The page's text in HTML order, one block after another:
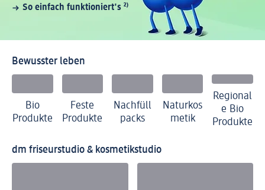
So einfach funktioniert's ²⁾
Bewusster leben
Bio
Produkte
Feste
Produkte
Nachfüll
packs
Naturkos
metik
Regional
e Bio
Produkte
dm friseurstudio & kosmetikstudio